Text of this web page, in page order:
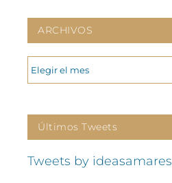
ARCHIVOS
ARCHIVOS
Últimos Tweets
Tweets by ideasamares